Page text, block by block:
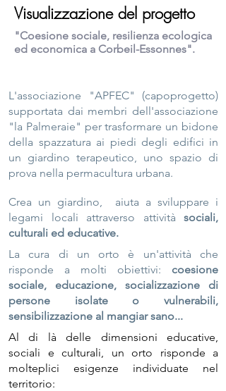
Visualizzazione del progetto
"Coesione sociale, resilienza ecologica
ed economica a Corbeil-Essonnes".
L'associazione "APFEC" (capoprogetto)
supportata dai membri dell'associazione
"la Palmeraie" per trasformare un bidone
della spazzatura ai piedi degli edifici in
un giardino terapeutico, uno spazio di
prova nella permacultura urbana.
Crea un giardino,
aiuta a sviluppare i
legami locali attraverso attività sociali,
culturali ed educative.
La cura di un orto è un'attività che
risponde a molti obiettivi: coesione
sociale, educazione, socializzazione di
persone isolate o vulnerabili,
sensibilizzazione al mangiar sano...
Al di là delle dimensioni educative,
sociali e culturali, un orto risponde a
molteplici esigenze individuate nel
territorio: